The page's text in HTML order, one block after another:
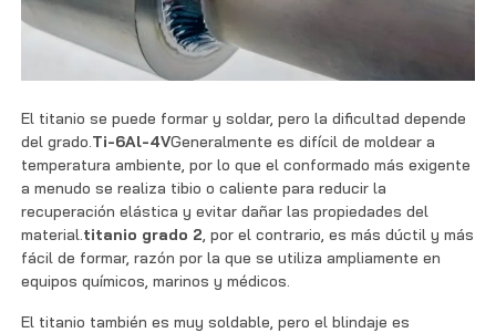
El titanio se puede formar y soldar, pero la dificultad depende
del grado.Ti-6Al-4VGeneralmente es difícil de moldear a
temperatura ambiente, por lo que el conformado más exigente
a menudo se realiza tibio o caliente para reducir la
recuperación elástica y evitar dañar las propiedades del
material.titanio grado 2, por el contrario, es más dúctil y más
fácil de formar, razón por la que se utiliza ampliamente en
equipos químicos, marinos y médicos.
El titanio también es muy soldable, pero el blindaje es